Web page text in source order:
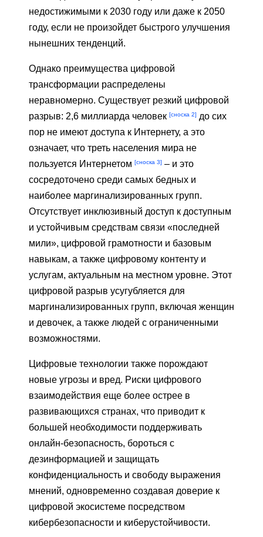
недостижимыми к 2030 году или даже к 2050
году, если не произойдет быстрого улучшения
нынешних тенденций.
Однако преимущества цифровой
трансформации распределены
неравномерно. Существует резкий цифровой
разрыв: 2,6 миллиарда человек [сноска 2] до сих
пор не имеют доступа к Интернету, а это
означает, что треть населения мира не
пользуется Интернетом [сноска 3] – и это
сосредоточено среди самых бедных и
наиболее маргинализированных групп.
Отсутствует инклюзивный доступ к доступным
и устойчивым средствам связи «последней
мили», цифровой грамотности и базовым
навыкам, а также цифровому контенту и
услугам, актуальным на местном уровне. Этот
цифровой разрыв усугубляется для
маргинализированных групп, включая женщин
и девочек, а также людей с ограниченными
возможностями.
Цифровые технологии также порождают
новые угрозы и вред. Риски цифрового
взаимодействия еще более острее в
развивающихся странах, что приводит к
большей необходимости поддерживать
онлайн-безопасность, бороться с
дезинформацией и защищать
конфиденциальность и свободу выражения
мнений, одновременно создавая доверие к
цифровой экосистеме посредством
кибербезопасности и киберустойчивости.